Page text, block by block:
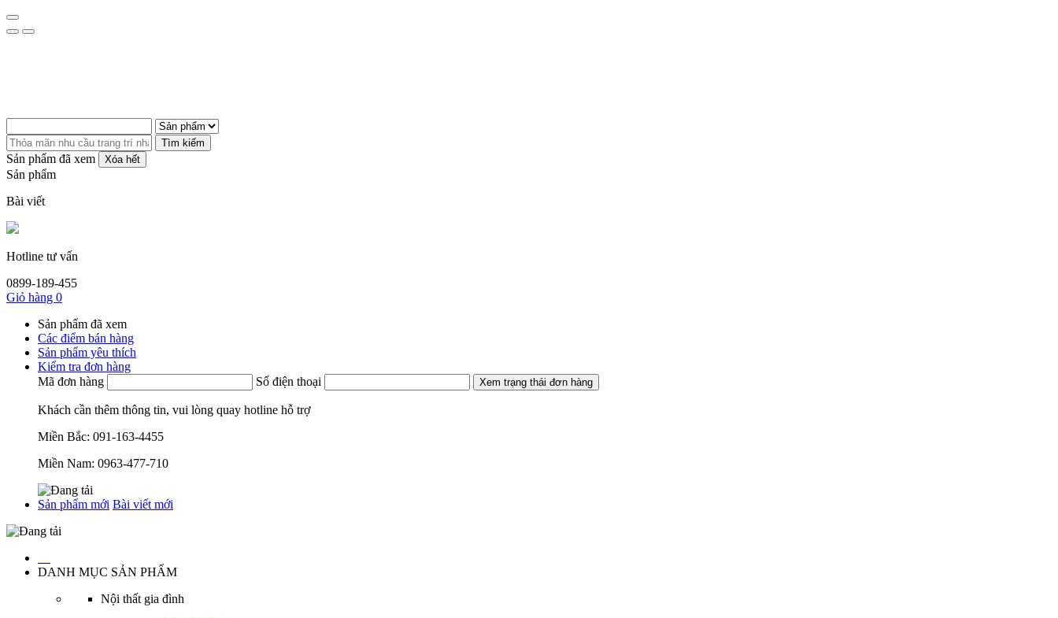
Tìm kiếm
Sản phẩm đã xem Xóa hết
Sản phẩm
Bài viết
Hotline tư vấn
0899-189-455
Giỏ hàng 0
Sản phẩm đã xem
Các điểm bán hàng
Sản phẩm yêu thích
Kiểm tra đơn hàng
Mã đơn hàng
Số điện thoại Xem trạng thái đơn hàng
Khách cần thêm thông tin, vui lòng quay hotline hỗ trợ
Miền Bắc: 091-163-4455
Miền Nam: 0963-477-710
Sản phẩm mới Bài viết mới
DANH MỤC SẢN PHẨM
Nội thất gia đình